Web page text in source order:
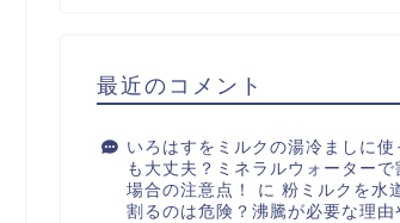
最近のコメント
いろはすをミルクの湯冷ましに使
も大丈夫？ミネラルウォーターで
場合の注意点！
に 粉ミルクを水
割るのは危険？沸騰が必要な理由